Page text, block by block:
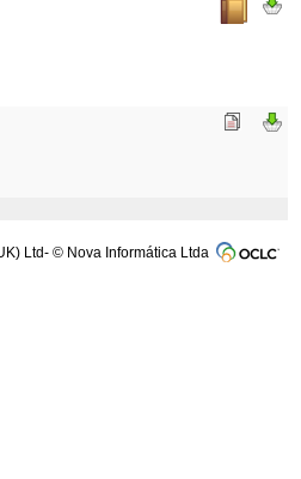
Ltd- © Nova Informática Ltda